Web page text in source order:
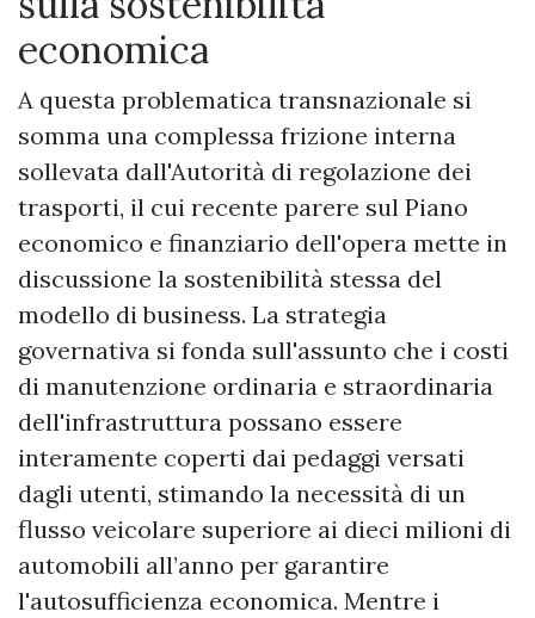
economica
A questa problematica transnazionale si
somma una complessa frizione interna
sollevata dall'Autorità di regolazione dei
trasporti, il cui recente parere sul Piano
economico e finanziario dell'opera mette in
discussione la sostenibilità stessa del
modello di business. La strategia
governativa si fonda sull'assunto che i costi
di manutenzione ordinaria e straordinaria
dell'infrastruttura possano essere
interamente coperti dai pedaggi versati
dagli utenti, stimando la necessità di un
flusso veicolare superiore ai dieci milioni di
automobili all’anno per garantire
l'autosufficienza economica. Mentre i